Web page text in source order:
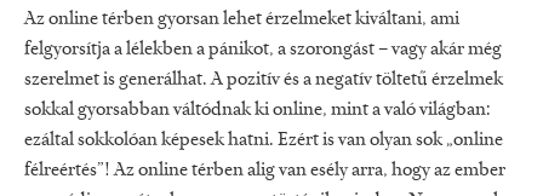
Az online térben gyorsan lehet érzelmeket kiváltani, ami
felgyorsítja a lélekben a pánikot, a szorongást – vagy akár még
szerelmet is generálhat. A pozitív és a negatív töltetű érzelmek
sokkal gyorsabban váltódnak ki online, mint a való világban:
ezáltal sokkolóan képesek hatni. Ezért is van olyan sok „online
félreértés”! Az online térben alig van esély arra, hogy az ember